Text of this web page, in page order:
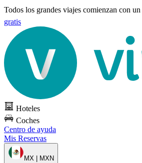
Todos los grandes viajes comienzan con
gratis
Hoteles
Coches
Centro de ayuda
Mis Reservas
MX | MXN